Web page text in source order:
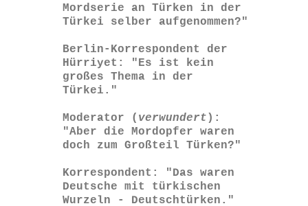
Mordserie an Türken in der
Türkei selber aufgenommen?"
Berlin-Korrespondent der
Hürriyet: "Es ist kein
großes Thema in der
Türkei."
Moderator ( verwundert ):
"Aber die Mordopfer waren
doch zum Großteil Türken?"
Korrespondent: "Das waren
Deutsche mit türkischen
Wurzeln - Deutschtürken."